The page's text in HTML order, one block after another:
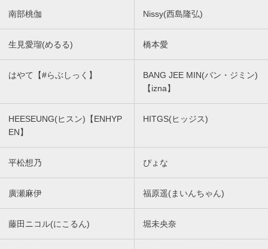
南部桃伽 Nissy(西島隆弘)
生見愛瑠(めるる) 橋本愛
はやて【#らぶしっく】
BANG JEE MIN(バン・ジミン)
【izna】
HEESEUNG(ヒスン)【ENHYP
EN】
HITGS(ヒッジス)
平松想乃 ぴょな
廣瀬麻伊 福原遥(まいんちゃん)
藤田ニコル(にこるん) 堀未央奈